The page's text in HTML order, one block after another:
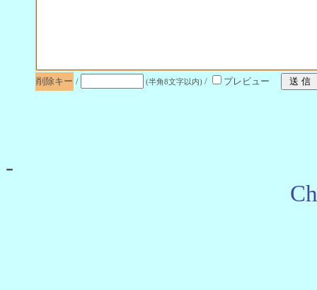
削除キー / (半角8文字以内) / プレビュー
-